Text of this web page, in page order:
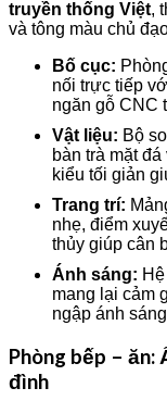
truyền thống Việt,
và tông màu chủ
Bố cục:
nối trực tiếp
ngăn gỗ CNC
Vật liệu: Bộ
bàn trà mặt
kiểu tối giản
Trang trí:
nhẹ, điểm
thủy giúp cân
Ánh sáng:
mang lại cảm
ngập ánh
Phòng bếp – ăn:
đình